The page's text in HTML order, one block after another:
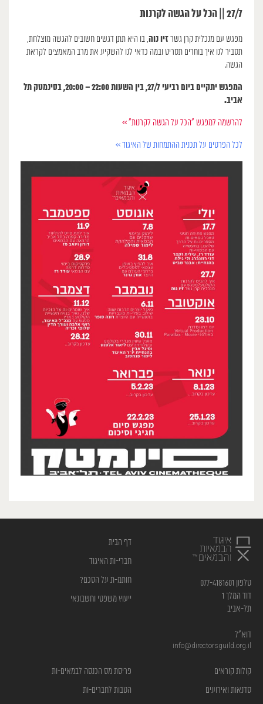
27/7 || הכל על הגשה לקרנות
מפגש עם מנכלית קרן גשרזיו נוה, בו היא תתן דגשים חשובים להגשה מוצלחת,
תסביר לנו איך בוחרים תסריט ובמה כדאי לנו להשקיע את מרב המאמצים לקראת
הגשה.
המפגש יתקיים ביום רביעי 27/7, בין השעות 22:00 – 20:00, בסינמטק תל
אביב.
להרשמה למפגש ״הכל על הגשה לקרנות״ >>
לכל הפרטים על תכנית ההתמחות של האיגוד >>
טלפון 077-4181601
דוד המלך 1
תל-אביב
דוא”ל
info@directorsguild.org.il
דף הבית
חברי-ות האיגוד
חותמ-ת על הסכם?
ייעוץ משפטי וחשבונאי
קולות קוראים
סדנאות ואירועים
פריסת מס הכנסה לבמאים-ות
הטבות לחברים-ות